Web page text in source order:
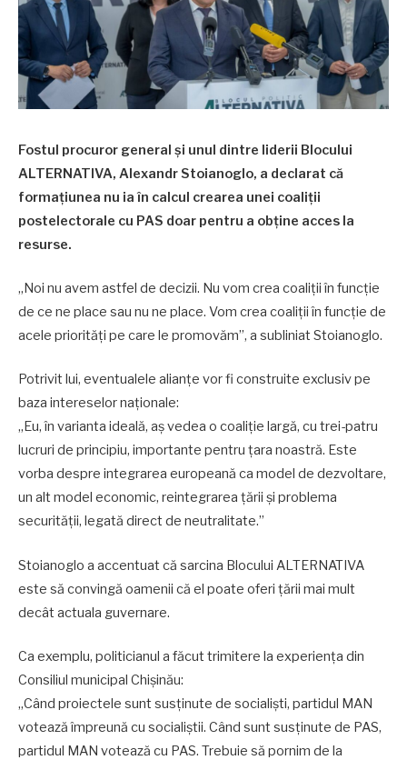
Fostul procuror general și unul dintre liderii Blocului
ALTERNATIVA, Alexandr Stoianoglo, a declarat că
formațiunea nu ia în calcul crearea unei coaliții
postelectorale cu PAS doar pentru a obține acces la
resurse.
„Noi nu avem astfel de decizii. Nu vom crea coaliții în funcție
de ce ne place sau nu ne place. Vom crea coaliții în funcție de
acele priorități pe care le promovăm”, a subliniat Stoianoglo.
Potrivit lui, eventualele alianțe vor fi construite exclusiv pe
baza intereselor naționale:
„Eu, în varianta ideală, aș vedea o coaliție largă, cu trei-patru
lucruri de principiu, importante pentru țara noastră. Este
vorba despre integrarea europeană ca model de dezvoltare,
un alt model economic, reintegrarea țării și problema
securității, legată direct de neutralitate.”
Stoianoglo a accentuat că sarcina Blocului ALTERNATIVA
este să convingă oamenii că el poate oferi țării mai mult
decât actuala guvernare.
Ca exemplu, politicianul a făcut trimitere la experiența din
Consiliul municipal Chișinău:
„Când proiectele sunt susținute de socialiști, partidul MAN
votează împreună cu socialiștii. Când sunt susținute de PAS,
partidul MAN votează cu PAS. Trebuie să pornim de la